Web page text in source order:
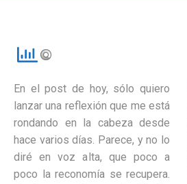
En el post de hoy, sólo quiero
lanzar una reflexión que me está
rondando en la cabeza desde
hace varios días. Parece, y no lo
diré en voz alta, que poco a
poco la reconomía se recupera.